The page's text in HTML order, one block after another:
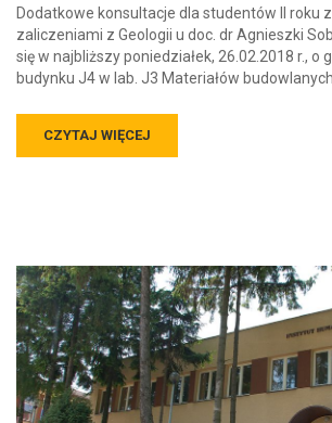
Dodatkowe konsultacje dla studentów II roku
zaliczeniami z Geologii u doc. dr Agnieszki
się w najbliższy poniedziałek, 26.02.2018 r., o
budynku J4 w lab. J3 Materiałów budowlanych.
CZYTAJ WIĘCEJ